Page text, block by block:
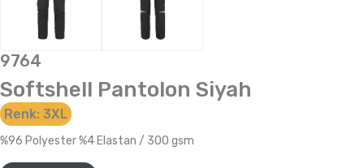
9764
Softshell Pantolon Siyah
Renk: 3XL
%96 Polyester %4 Elastan / 300 gsm